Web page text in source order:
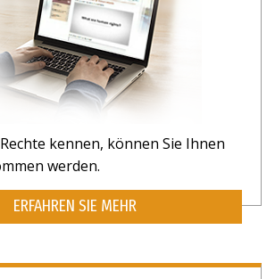
ZU HELFEN ZU
ERHALTEN.
kennen, können Sie Ihnen
werden.
ERFAHREN SIE MEHR